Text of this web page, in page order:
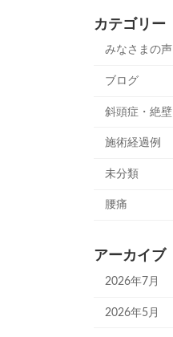
カテゴリー
みなさまの声
ブログ
斜頭症・絶壁
施術経過例
未分類
腰痛
アーカイブ
2026年7月
2026年5月